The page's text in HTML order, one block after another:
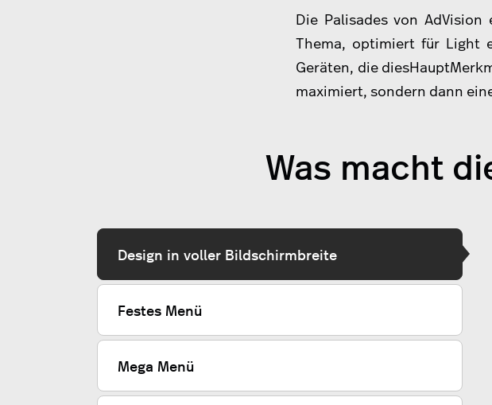
Die Palisades von
Thema, optimiert für Light
Geräten, die
maximiert, sondern dann
Was macht
Design in voller Bildschirmbreite
Festes Menü
Mega Menü